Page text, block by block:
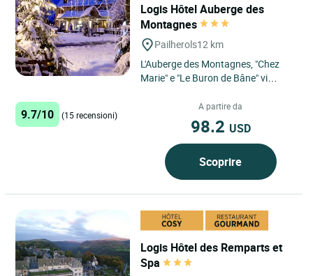
Logis Hôtel Auberge des
Montagnes
Pailherols12 km
L'Auberge des Montagnes, "Chez
Marie" e "Le Buron de Bâne" vi
in cima ai vulcani dell'Alvernia...
9.7/10 (15 recensioni)
A partire da
98.2 USD
Scoprire
Logis Hôtel des Remparts et
Spa